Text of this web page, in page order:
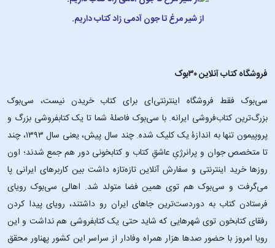
از شیر مرغ تا جون آدمی زاد کتاب داریم.
فروشگاه کتاب آنلاین ۳۰بوک
سی‌بوک فقط فروشگاه اینترنتی‌ای برای کتاب خریدن نیست، سی‌بوک
بزرگ‌ترین کتاب‌فروشی ایرانه. با سی‌بوک فاصلۀ شما تا یک کتابفروشی بزرگ و
پروپیمون تنها به اندازۀ یک کلیک شده. چند سال پیش، یعنی سال ۱۳۹۳، چند
تا متخصص جوان و پرانرژیِ عاشقِ کتاب و کتابخونی دور هم جمع شدند؛ اون‌
روزها خرید اینترنتی و سفارش آنلاین تازه‌تازه داشت بین کاربرهای ایرانی پا
می‌گرفت و سی‌بوک هم توی همین فضا متولد شد. اهالی سی‌بوک رویای
فرستادن کتاب به دوردست‌ترین جاهای ایران رو داشتند، رویای پیدا کردن
رفقای کتابخون توی شهرهایی که شاید حتی یک کتابفروشی هم نداشت و این
رویا امروز با حضور صدها هزار همراه وفادار از سراسر این کشور پهناور محقق